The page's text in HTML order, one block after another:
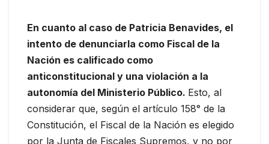
En cuanto al caso de Patricia Benavides, el
intento de denunciarla como Fiscal de la
Nación es calificado como
anticonstitucional y una violación a la
autonomía del Ministerio Público. Esto, al
considerar que, según el artículo 158° de la
Constitución, el Fiscal de la Nación es elegido
por la Junta de Fiscales Supremos, y no por